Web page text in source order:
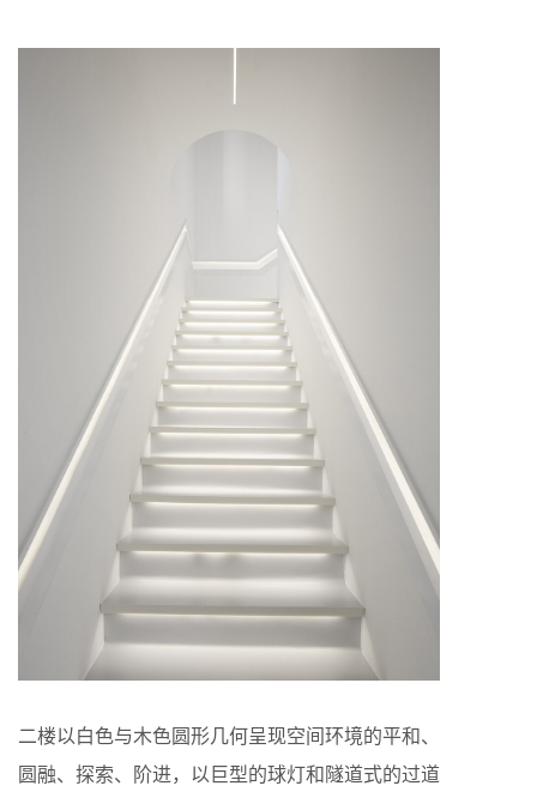
二楼以白色与木色圆形几何呈现空间环境的平和、
圆融、探索、阶进，以巨型的球灯和隧道式的过道